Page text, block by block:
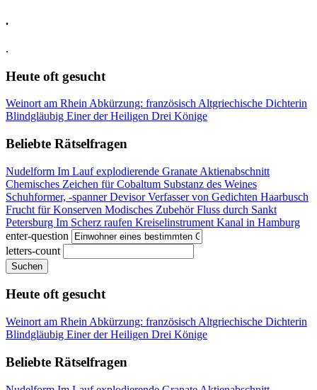
.
.
Heute oft gesucht
Weinort am Rhein Abkürzung: französisch Altgriechische Dichterin
Blindgläubig Einer der Heiligen Drei Könige
Beliebte Rätselfragen
Nudelform Im Lauf explodierende Granate Aktienabschnitt
Chemisches Zeichen für Cobaltum Substanz des Weines
Schuhformer, -spannerDevisorVerfasser von Gedichten Haarbusch
Frucht für Konserven Modisches ZubehörFluss durch Sankt
Petersburg Im Scherz raufen Kreiselinstrument Kanal in Hamburg
enter-question
letters-count
Suchen
Heute oft gesucht
Weinort am Rhein Abkürzung: französisch Altgriechische Dichterin
Blindgläubig Einer der Heiligen Drei Könige
Beliebte Rätselfragen